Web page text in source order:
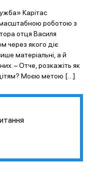
Карітас
масштабною роботою з
отця Василя
через якого діє
матеріальні, а й
– Отче, розкажіть як
Моєю метою […]